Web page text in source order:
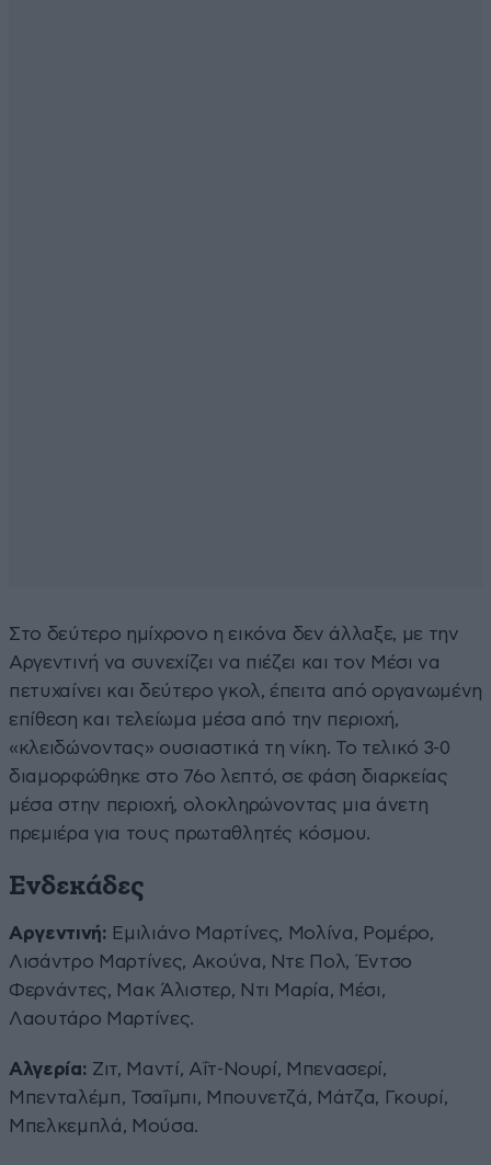
Στο δεύτερο ημίχρονο η εικόνα δεν άλλαξε, με την
Αργεντινή να συνεχίζει να πιέζει και τον Μέσι να
πετυχαίνει και δεύτερο γκολ, έπειτα από οργανωμένη
επίθεση και τελείωμα μέσα από την περιοχή,
«κλειδώνοντας» ουσιαστικά τη νίκη. Το τελικό 3-0
διαμορφώθηκε στο 76ο λεπτό, σε φάση διαρκείας
μέσα στην περιοχή, ολοκληρώνοντας μια άνετη
πρεμιέρα για τους πρωταθλητές κόσμου.
Ενδεκάδες
Αργεντινή: Εμιλιάνο Μαρτίνες, Μολίνα, Ρομέρο,
Λισάντρο Μαρτίνες, Ακούνα, Ντε Πολ, Έντσο
Φερνάντες, Μακ Άλιστερ, Ντι Μαρία, Μέσι,
Λαουτάρο Μαρτίνες.
Αλγερία: Ζιτ, Μαντί, Αΐτ-Νουρί, Μπενασερί,
Μπενταλέμπ, Τσαΐμπι, Μπουνετζά, Μάτζα, Γκουρί,
Μπελκεμπλά, Μούσα.